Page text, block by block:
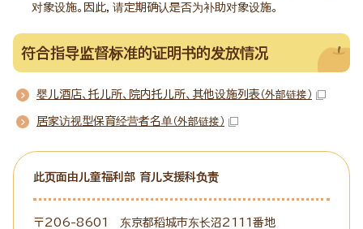
对象设施。因此，请定期确认是否为补助对象设施。
符合指导监督标准的证明书的发放情况
婴儿酒店、托儿所、院内托儿所、其他设施列表（外部链接）
居家访视型保育经营者名单 （外部链接）
此页面由儿童福利部 育儿支援科负责
〒206-8601 东京都稻城市东长沼2111番地